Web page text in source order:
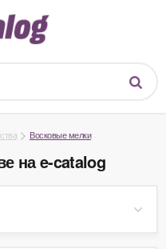
Восковые мелки
на e-catalog